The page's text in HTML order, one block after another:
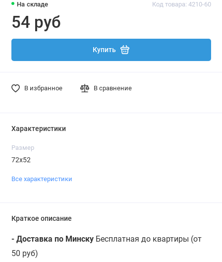
На складе Код товара: 4210-60
54 руб
Купить
В избранное В сравнение
Характеристики
Размер
72х52
Все характеристики
Краткое описание
- Доставка по МинскуБесплатная до квартиры (от
50 руб)